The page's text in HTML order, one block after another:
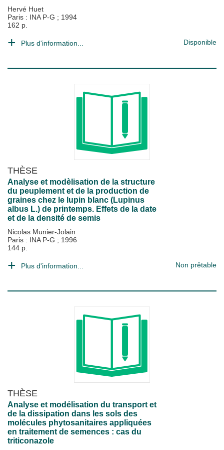
Hervé Huet
Paris : INA P-G ; 1994
162 p.
Plus d'information... Disponible
THÈSE
Analyse et modèlisation de la structure
du peuplement et de la production de
graines chez le lupin blanc (Lupinus
albus L.) de printemps. Effets de la date
et de la densité de semis
Nicolas Munier-Jolain
Paris : INA P-G ; 1996
144 p.
Plus d'information... Non prêtable
THÈSE
Analyse et modélisation du transport et
de la dissipation dans les sols des
molécules phytosanitaires appliquées
en traitement de semences : cas du
triticonazole